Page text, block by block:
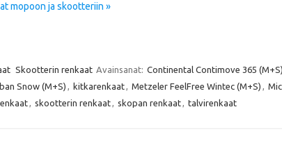
mopoon ja skootteriin »
Skootterin renkaat Avainsanat: Continental Contimove 365 (M+S)
Snow (M+S) , kitkarenkaat, Metzeler FeelFree Wintec (M+S) ,
, skootterin renkaat, skopan renkaat, talvirenkaat